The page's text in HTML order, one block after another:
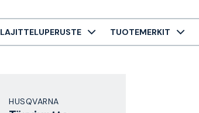
LAJITTELUPERUSTE TUOTEMERKIT
HUSQVARNA